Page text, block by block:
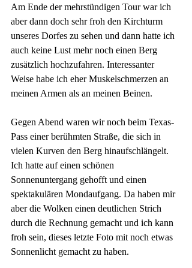
Am Ende der mehrstündigen Tour war ich
aber dann doch sehr froh den Kirchturm
unseres Dorfes zu sehen und dann hatte ich
auch keine Lust mehr noch einen Berg
zusätzlich hochzufahren. Interessanter
Weise habe ich eher Muskelschmerzen an
meinen Armen als an meinen Beinen.
Gegen Abend waren wir noch beim Texas-
Pass einer berühmten Straße, die sich in
vielen Kurven den Berg hinaufschlängelt.
Ich hatte auf einen schönen
Sonnenuntergang gehofft und einen
spektakulären Mondaufgang. Da haben mir
aber die Wolken einen deutlichen Strich
durch die Rechnung gemacht und ich kann
froh sein, dieses letzte Foto mit noch etwas
Sonnenlicht gemacht zu haben.